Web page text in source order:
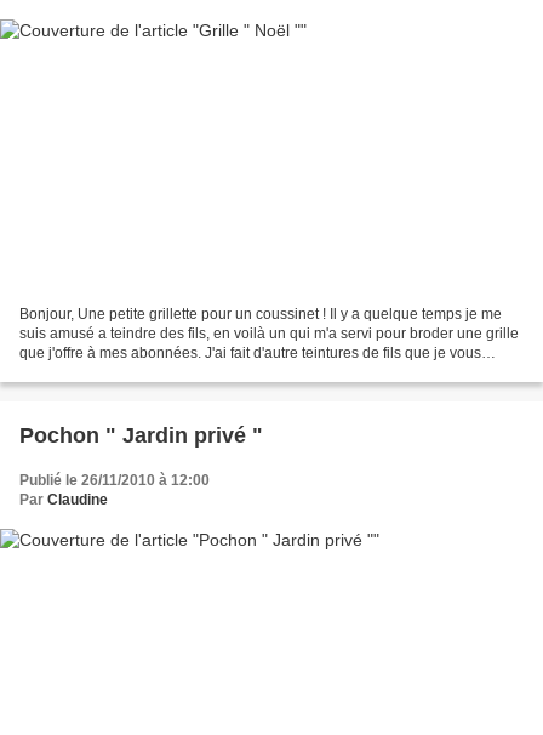
Bonjour, Une petite grillette pour un coussinet ! Il y a quelque temps je me
suis amusé a teindre des fils, en voilà un qui m'a servi pour broder une grille
que j'offre à mes abonnées. J'ai fait d'autre teintures de fils que je vous
Pochon " Jardin privé "
Publié le 26/11/2010 à 12:00
Par Claudine